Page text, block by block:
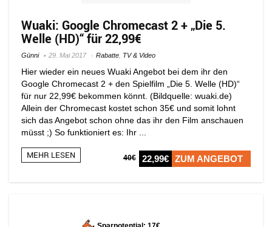
Wuaki: Google Chromecast 2 + „Die 5.
Welle (HD)“ für 22,99€
Günni 29. Mai 2017 Rabatte TV & Video
Hier wieder ein neues Wuaki Angebot bei dem ihr den
Google Chromecast 2 + den Spielfilm „Die 5. Welle (HD)“
für nur 22,99€ bekommen könnt. (Bildquelle: wuaki.de)
Allein der Chromecast kostet schon 35€ und somit lohnt
sich das Angebot schon ohne das ihr den Film anschauen
müsst ;) So funktioniert es: Ihr ...
MEHR LESEN 40€ 22,99€ ZUM ANGEBOT